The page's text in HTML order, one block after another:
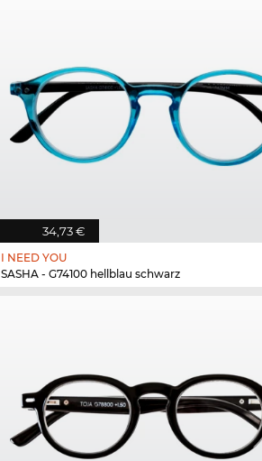
34,73 €
I NEED YOU
SASHA - G74100 hellblau schwarz